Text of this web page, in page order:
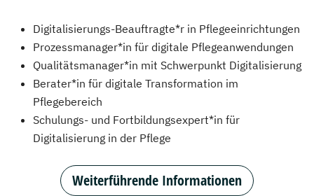
Digitalisierungs-Beauftragte*r in Pflegeeinrichtungen
Prozessmanager*in für digitale Pflegeanwendungen
Qualitätsmanager*in mit Schwerpunkt Digitalisierung
Berater*in für digitale Transformation im
Pflegebereich
Schulungs- und Fortbildungsexpert*in für
Digitalisierung in der Pflege
Weiterführende Informationen